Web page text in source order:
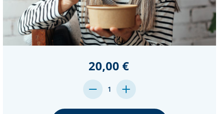
20,00 €
MENGE
VON
UNDEFINED
1
MENGE
VON
UNDEFINED